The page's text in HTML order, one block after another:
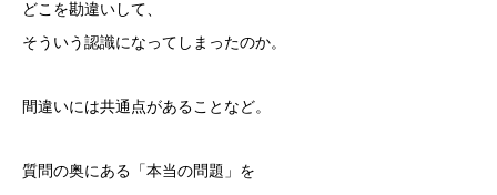
どこを勘違いして、
そういう認識になってしまったのか。
間違いには共通点があることなど。
質問の奥にある「本当の問題」を